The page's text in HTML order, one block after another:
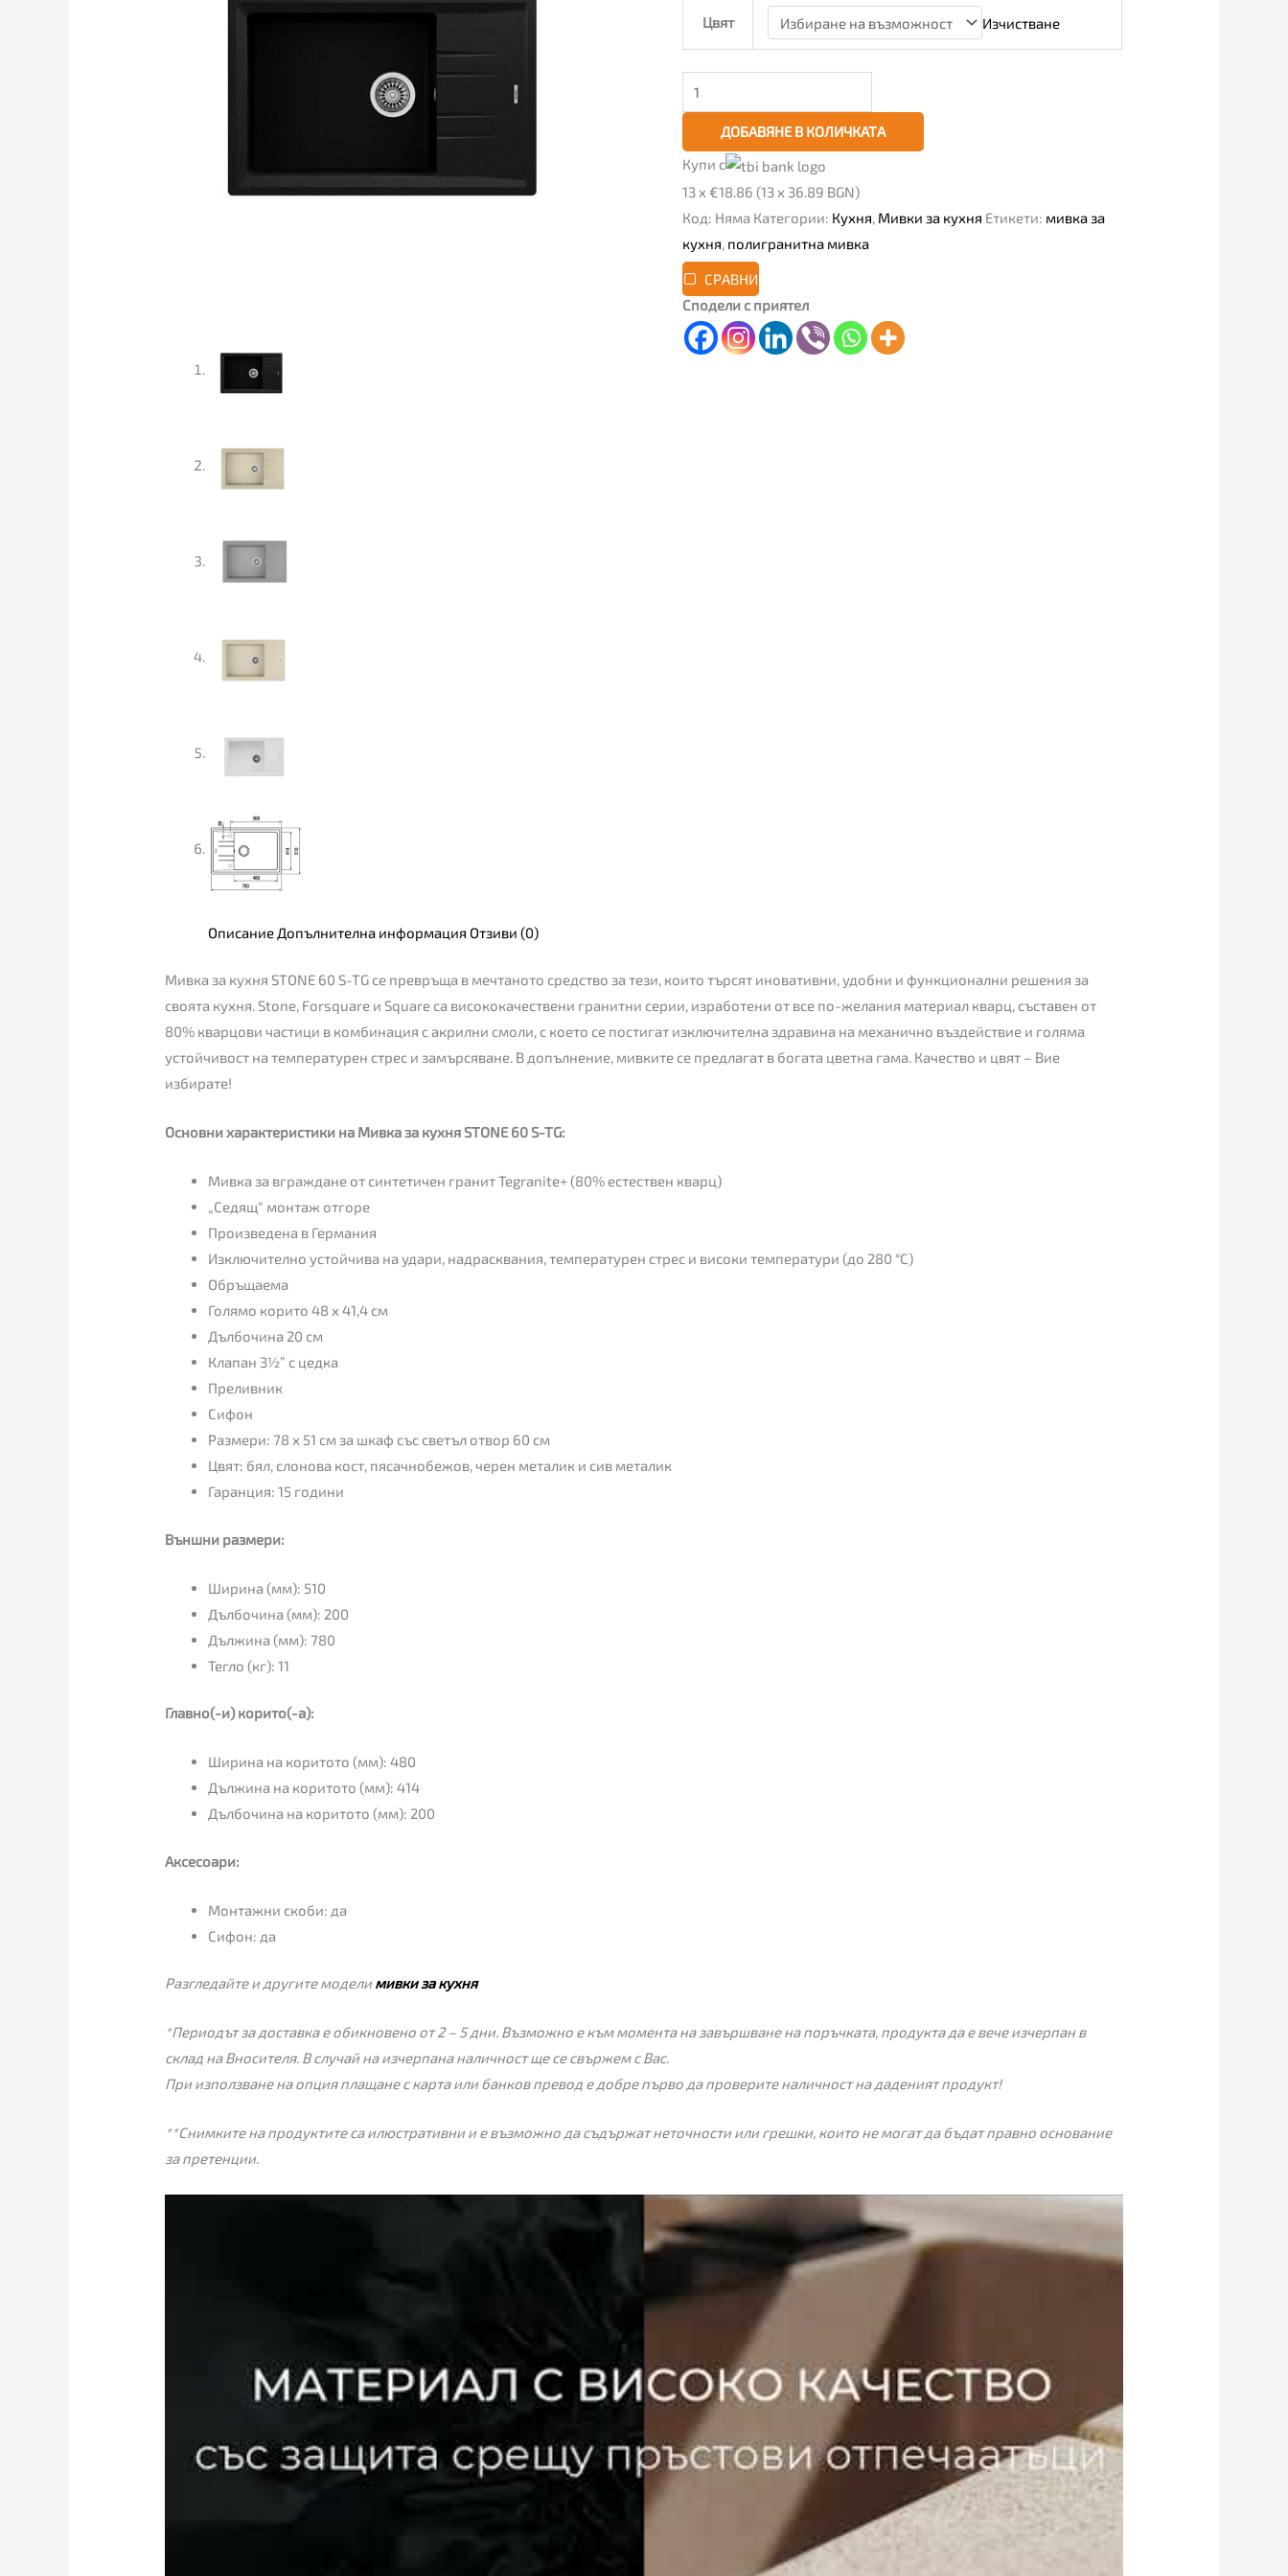
Цвят Изчистване
ДОБАВЯНЕ В КОЛИЧКАТА
Купи с
13 x €18.86 (13 x 36.89 BGN)
Код: Няма Категории: Кухня, Мивки за кухня Етикети: мивка за
кухня, полигранитна мивка
СРАВНИ
Сподели с приятел
Описание Допълнителна информация Отзиви (0)
Мивка за кухня STONE 60 S-TG се превръща в мечтаното средство за тези, които търсят иновативни, удобни и функционални решения за
своята кухня. Stone, Forsquare и Square са висококачествени гранитни серии, изработени от все по-желания материал кварц, съставен от
80% кварцови частици в комбинация с акрилни смоли, с което се постигат изключителна здравина на механично въздействие и голяма
устойчивост на температурен стрес и замърсяване. В допълнение, мивките се предлагат в богата цветна гама. Качество и цвят – Вие
избирате!
Основни характеристики на Мивка за кухня STONE 60 S-TG:
Мивка за вграждане от синтетичен гранит Tegranite+ (80% естествен кварц)
„Седящ“ монтаж отгоре
Произведена в Германия
Изключително устойчива на удари, надрасквания, температурен стрес и високи температури (до 280 °С)
Обръщаема
Голямо корито 48 х 41,4 см
Дълбочина 20 см
Клапан 3½” с цедка
Преливник
Сифон
Размери: 78 х 51 см за шкаф със светъл отвор 60 см
Цвят: бял, слонова кост, пясачнобежов, черен металик и сив металик
Гаранция: 15 години
Външни размери:
Ширина (мм): 510
Дълбочина (мм): 200
Дължина (мм): 780
Тегло (кг): 11
Главно(-и) корито(-а):
Ширина на коритото (мм): 480
Дължина на коритото (мм): 414
Дълбочина на коритото (мм): 200
Аксесоари:
Монтажни скоби: да
Сифон: да
Разгледайте и другите моделимивки за кухня
*Периодът за доставка е обикновено от 2 – 5 дни. Възможно е към момента на завършване на поръчката, продукта да е вече изчерпан в
склад на Вносителя. В случай на изчерпана наличност ще се свържем с Вас.
При използване на опция плащане с карта или банков превод е добре първо да проверите наличност на даденият продукт!
**Снимките на продуктите са илюстративни и е възможно да съдържат неточности или грешки, които не могат да бъдат правно основание
за претенции.